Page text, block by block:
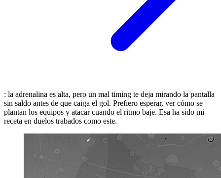
: la adrenalina es alta, pero un mal timing te deja mirando la pantalla
sin saldo antes de que caiga el gol. Prefiero esperar, ver cómo se
plantan los equipos y atacar cuando el ritmo baje. Esa ha sido mi
receta en duelos trabados como este.